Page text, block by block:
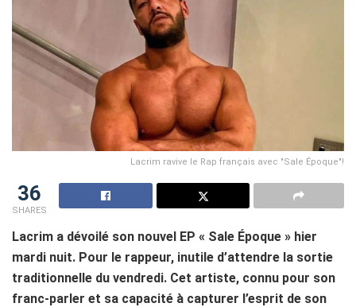
Lacrim ravive le Rap français avec "Sale Époque"!
36
SHARES
Lacrim a dévoilé son nouvel EP « Sale Époque » hier
mardi nuit. Pour le rappeur, inutile d’attendre la sortie
traditionnelle du vendredi. Cet artiste, connu pour son
franc-parler et sa capacité à capturer l’esprit de son